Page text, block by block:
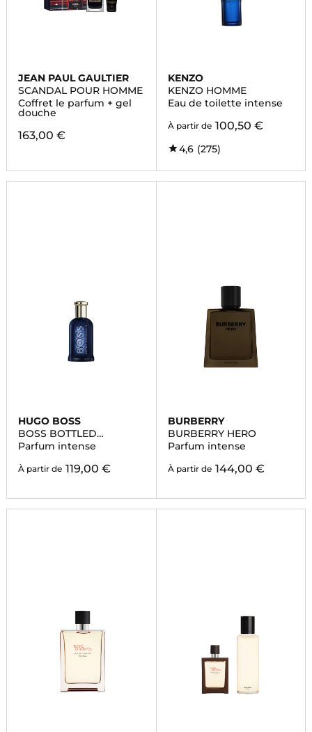
JEAN PAUL GAULTIER
SCANDAL POUR HOMME
Coffret le parfum + gel
douche
163,00 €
KENZO
KENZO HOMME
Eau de toilette intense
À partir de 100,50 €
4,6 (275)
HUGO BOSS
BOSS BOTTLED
TRIUMPH ELIXIR
Parfum intense
À partir de 119,00 €
BURBERRY
BURBERRY HERO
Parfum intense
À partir de 144,00 €